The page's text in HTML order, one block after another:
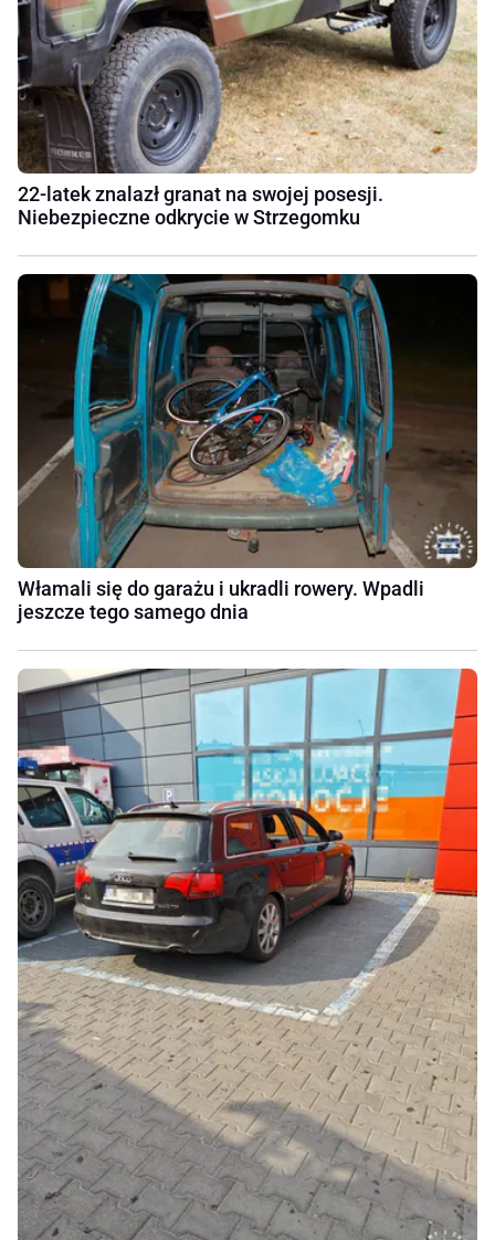
22-latek znalazł granat na swojej posesji.
Niebezpieczne odkrycie w Strzegomku
Włamali się do garażu i ukradli rowery. Wpadli
jeszcze tego samego dnia